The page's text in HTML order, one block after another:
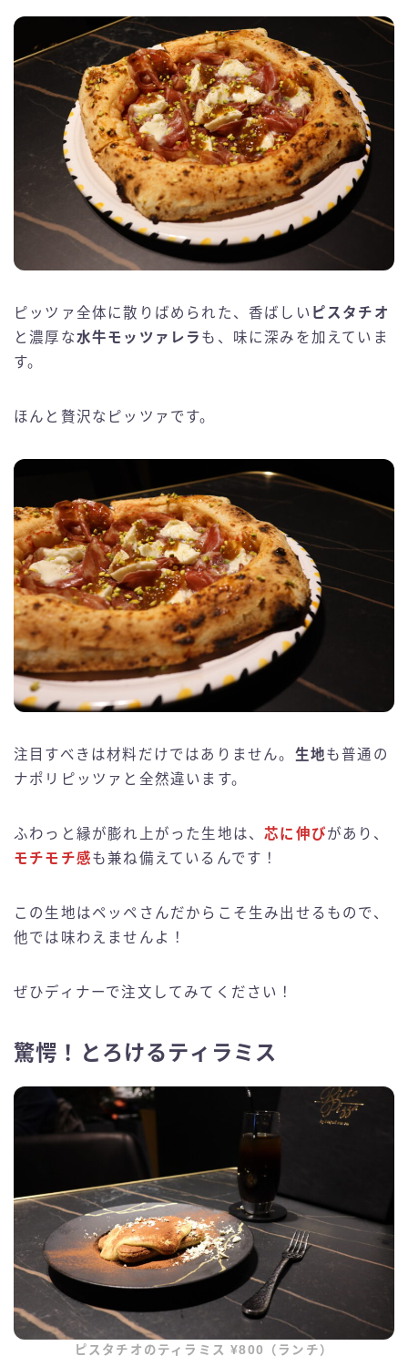
ピッツァ全体に散りばめられた、香ばしい ピスタチオ
と濃厚な水牛モッツァレラ も、味に深みを加えていま
す。
ほんと贅沢なピッツァです。
注目すべきは材料だけではありません。 生地も普通の
ナポリピッツァと全然違います。
ふわっと縁が膨れ上がった生地は、芯に伸びがあり、
モチモチ感も兼ね備えているんです！
この生地はペッペさんだからこそ生み出せるもので、
他では味わえませんよ！
ぜひディナーで注文してみてください！
驚愕！とろけるティラミス
ピスタチオのティラミス ¥800（ランチ）